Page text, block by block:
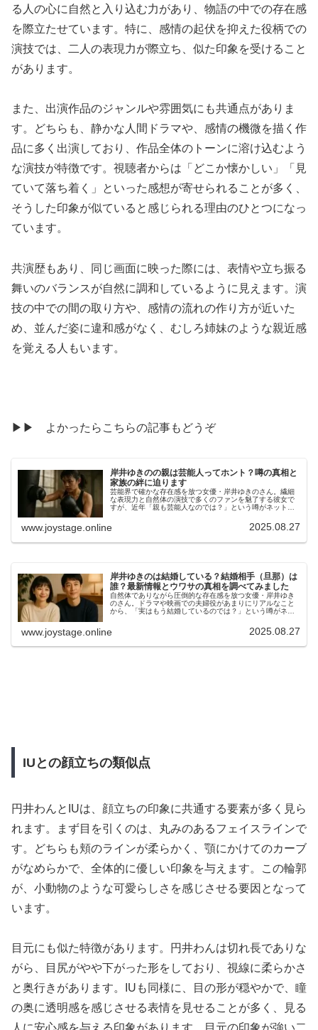
る人の心に自然と入り込む力があり、物語の中での存在感
を際立たせています。特に、感情の起伏を抑えた役柄での
演技では、二人の表現力が際立ち、似た印象を受けること
があります。
また、出演作品のジャンルや雰囲気にも共通点がありま
す。どちらも、静かな人間ドラマや、感情の機微を描く作
品に多く出演しており、作品全体のトーンに溶け込むよう
な演技が特徴です。視聴者からは「どこか懐かしい」「見
ていて落ち着く」といった感想が寄せられることが多く、
そうした印象が似ていると感じられる理由のひとつになっ
ています。
共演歴もあり、同じ画面に映った際には、表情や立ち振る
舞いのバランスが自然に調和しているように見えます。演
技の中での間の取り方や、感情の流れの作り方が近いた
め、並んだ姿に違和感がなく、むしろ姉妹のような親近感
を覚える人もいます。
▶▶ よかったらこちらの記事もどうぞ
岸井ゆきのの親は芸能人ってホント？噂の真相と
家族の絆に迫ります
芸能界で確かな存在感を放つ女優・岸井ゆきのさん。繊細
な表現力と自然体の演技で多くのファンを魅了する彼女で
すが、近年「親も芸能人なのでは？」という噂がネット上
www.joystage.online 2025.08.27
岸井ゆきのは結婚している？結婚相手（旦那）は
誰？最新情報とウワサの真相を調べてみました
自然体でありながら圧倒的な存在感を放つ女優・岸井ゆき
のさん。ドラマや映画での夫婦役があまりにリアルなこと
から、「実はもう結婚しているのでは？」という噂がネッ
www.joystage.online 2025.08.27
IUとの顔立ちの類似点
円井わんとIUは、顔立ちの印象に共通する要素が多く見ら
れます。まず目を引くのは、丸みのあるフェイスラインで
す。どちらも頬のラインが柔らかく、顎にかけてのカーブ
がなめらかで、全体的に優しい印象を与えます。この輪郭
が、小動物のような可愛らしさを感じさせる要因となって
います。
目元にも似た特徴があります。円井わんは切れ長でありな
がら、目尻がやや下がった形をしており、視線に柔らかさ
と奥行きがあります。IUも同様に、目の形が穏やかで、瞳
の奥に透明感を感じさせる表情を見せることが多く、見る